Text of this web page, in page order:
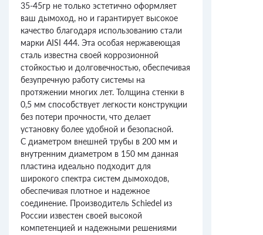
35-45гр не только эстетично оформляет
ваш дымоход, но и гарантирует высокое
качество благодаря использованию стали
марки AISI 444. Эта особая нержавеющая
сталь известна своей коррозионной
стойкостью и долговечностью, обеспечивая
безупречную работу системы на
протяжении многих лет. Толщина стенки в
0,5 мм способствует легкости конструкции
без потери прочности, что делает
установку более удобной и безопасной.
С диаметром внешней трубы в 200 мм и
внутренним диаметром в 150 мм данная
пластина идеально подходит для
широкого спектра систем дымоходов,
обеспечивая плотное и надежное
соединение. Производитель Schiedel из
России известен своей высокой
компетенцией и надежными решениями